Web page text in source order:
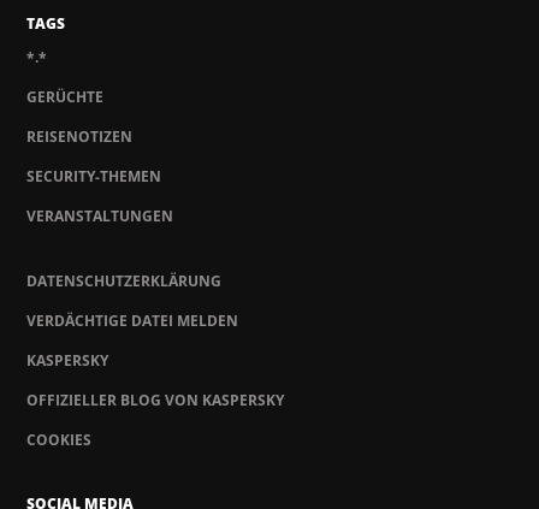
TAGS
*.*
GERÜCHTE
REISENOTIZEN
SECURITY-THEMEN
VERANSTALTUNGEN
DATENSCHUTZERKLÄRUNG
VERDÄCHTIGE DATEI MELDEN
KASPERSKY
OFFIZIELLER BLOG VON KASPERSKY
COOKIES
SOCIAL MEDIA